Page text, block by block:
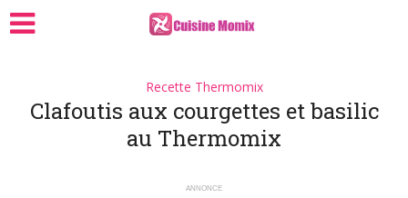
Recette Thermomix
Clafoutis aux courgettes et basilic
au Thermomix
ANNONCE